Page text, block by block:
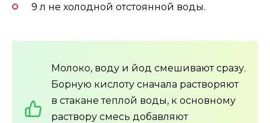
9 л не холодной отстоянной воды.
Молоко, воду и йод смешивают сразу.
Борную кислоту сначала растворяют
в стакане теплой воды, к основному
раствору смесь добавляют